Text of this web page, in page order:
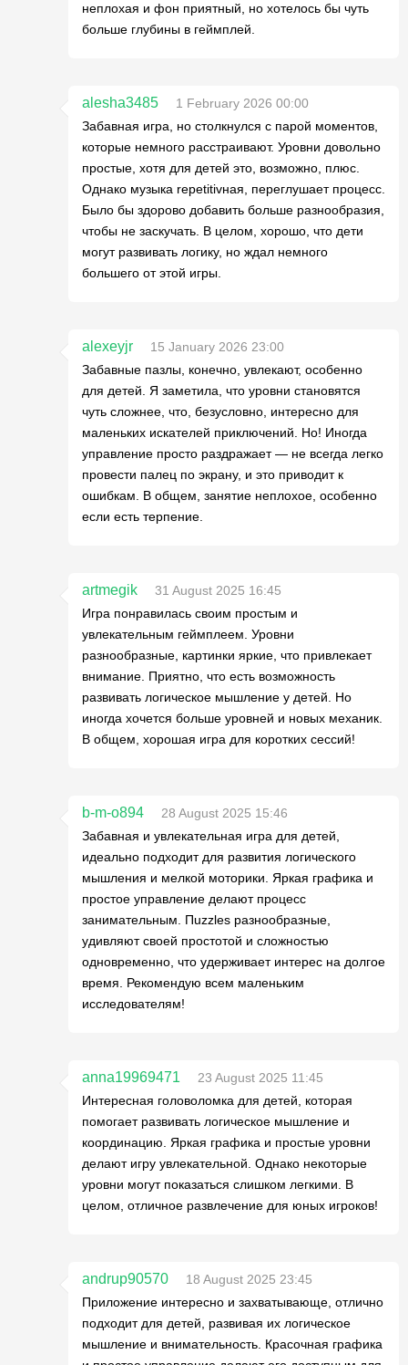
неплохая и фон приятный, но хотелось бы чуть
больше глубины в геймплей.
alesha3485
1 February 2026 00:00
Забавная игра, но столкнулся с парой моментов,
которые немного расстраивают. Уровни довольно
простые, хотя для детей это, возможно, плюс.
Однако музыка repetitivная, переглушает процесс.
Было бы здорово добавить больше разнообразия,
чтобы не заскучать. В целом, хорошо, что дети
могут развивать логику, но ждал немного
большего от этой игры.
alexeyjr
15 January 2026 23:00
Забавные пазлы, конечно, увлекают, особенно
для детей. Я заметила, что уровни становятся
чуть сложнее, что, безусловно, интересно для
маленьких искателей приключений. Но! Иногда
управление просто раздражает — не всегда легко
провести палец по экрану, и это приводит к
ошибкам. В общем, занятие неплохое, особенно
если есть терпение.
artmegik
31 August 2025 16:45
Игра понравилась своим простым и
увлекательным геймплеем. Уровни
разнообразные, картинки яркие, что привлекает
внимание. Приятно, что есть возможность
развивать логическое мышление у детей. Но
иногда хочется больше уровней и новых механик.
В общем, хорошая игра для коротких сессий!
b-m-o894
28 August 2025 15:46
Забавная и увлекательная игра для детей,
идеально подходит для развития логического
мышления и мелкой моторики. Яркая графика и
простое управление делают процесс
занимательным. Пuzzles разнообразные,
удивляют своей простотой и сложностью
одновременно, что удерживает интерес на долгое
время. Рекомендую всем маленьким
исследователям!
anna19969471
23 August 2025 11:45
Интересная головоломка для детей, которая
помогает развивать логическое мышление и
координацию. Яркая графика и простые уровни
делают игру увлекательной. Однако некоторые
уровни могут показаться слишком легкими. В
целом, отличное развлечение для юных игроков!
andrup90570
18 August 2025 23:45
Приложение интересно и захватывающе, отлично
подходит для детей, развивая их логическое
мышление и внимательность. Красочная графика